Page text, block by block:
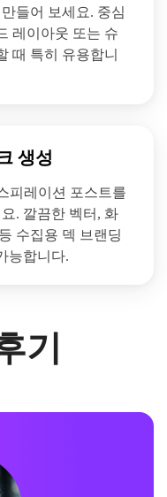
들어 보세요. 중심
레이아웃 또는 슈
때 특히 유용합니
생성
피레이션 포스트를
. 깔끔한 벡터, 화
수집용 덱 브랜딩
능합니다.
기